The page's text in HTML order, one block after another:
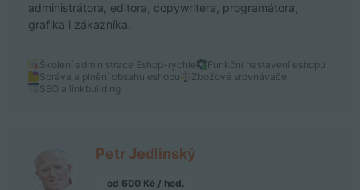
administrátora, editora, copywritera, programátora,
grafika i zákazníka.
Školení administrace Eshop-rychle
Funkční nastavení eshopu
Správa a plnění obsahu eshopu
Zbožové srovnávače
SEO a linkbuilding
Petr Jedlinský
od 600 Kč / hod.